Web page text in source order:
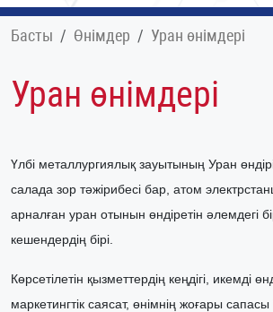
Басты Өнімдер Уран өнімдері
Уран өнімдері
Үлбі металлургиялық зауытының Уран
салада зор тәжірибесі бар атом
арналған уран отынын өндіретін әлемдегі
кешендердің бірі.
Көрсетілетін қызметтердің кеңдігі, икемді
маркетингтік саясат, өнімнің жоғары сапасы